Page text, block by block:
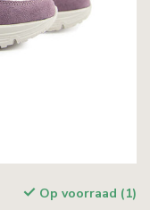
Op voorraad (1)